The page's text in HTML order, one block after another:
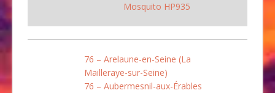
Mosquito HP935
76 – Arelaune-en-Seine (La
Mailleraye-sur-Seine)
76 – Aubermesnil-aux-Érables